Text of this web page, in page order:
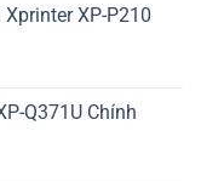
XP-P210
Q371U Chính